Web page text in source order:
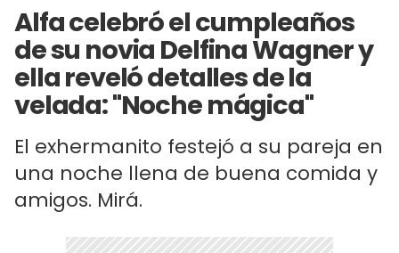
Alfa celebró el cumpleaños
de su novia Delfina Wagner y
ella reveló detalles de la
velada: "Noche mágica"
El exhermanito festejó a su pareja en
una noche llena de buena comida y
amigos. Mirá.